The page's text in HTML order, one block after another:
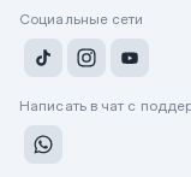
Социальные сети
Написать в чат с